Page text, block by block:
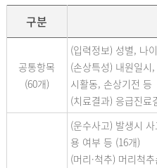
구분
공통항목
(60개)
(입력정보) 성별, 나
(손상특성) 내원일
시활동, 손상기전 등
(치료결과) 응급진
(운수사고) 발생시
용 여부 등 (16개)
(머리·척추) 머리척